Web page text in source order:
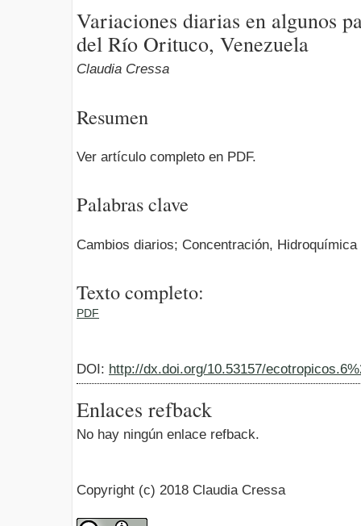
Variaciones diarias en algunos
del Río Orituco, Venezuela
Claudia Cressa
Resumen
Ver artículo completo en PDF.
Palabras clave
Cambios diarios; Concentración, Hidroquímica
Texto completo:
PDF
DOI: http://dx.doi.org/10.53157/
Enlaces refback
No hay ningún enlace refback.
Copyright (c) 2018 Claudia Cressa